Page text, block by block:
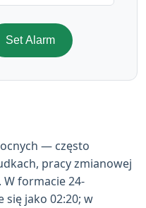
Set Alarm
— często
pracy zmianowej
formacie 24-
się jako 02:20; w